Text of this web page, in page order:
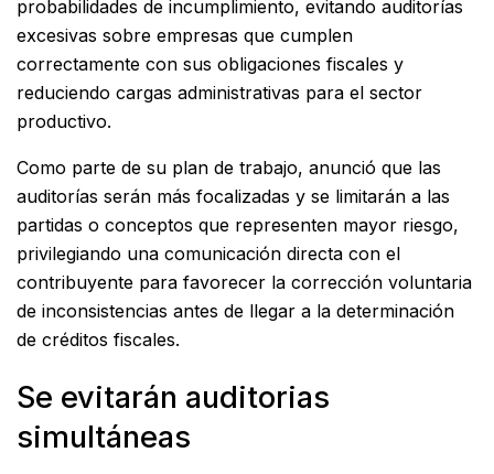
probabilidades de incumplimiento, evitando auditorías
excesivas sobre empresas que cumplen
correctamente con sus obligaciones fiscales y
reduciendo cargas administrativas para el sector
productivo.
Como parte de su plan de trabajo, anunció que las
auditorías serán más focalizadas y se limitarán a las
partidas o conceptos que representen mayor riesgo,
privilegiando una comunicación directa con el
contribuyente para favorecer la corrección voluntaria
de inconsistencias antes de llegar a la determinación
de créditos fiscales.
Se evitarán auditorias
simultáneas